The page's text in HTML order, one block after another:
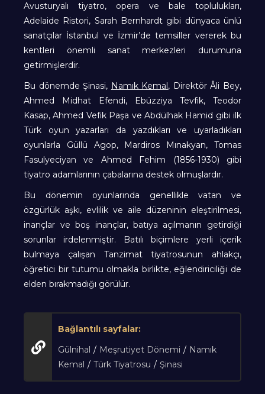
Avusturyalı tiyatro, opera ve bale toplulukları,
Adelaide Ristori, Sarah Bernhardt gibi dünyaca ünlü
sanatçılar İstanbul ve İzmir’de temsiller vererek bu
kentleri önemli sanat merkezleri durumuna
getirmişlerdir.
Bu dönemde Şinasi, Namık Kemal, Direktör Âli Bey,
Ahmed Midhat Efendi, Ebüzziya Tevfik, Teodor
Kasap, Ahmed Vefik Paşa ve Abdülhak Hamid gibi ilk
Türk oyun yazarları da yazdıkları ve uyarladıkları
oyunlarla Güllü Agop, Mardiros Mınakyan, Tomas
Fasulyeciyan ve Ahmed Fehim (1856-1930) gibi
tiyatro adamlarının çabalarına destek olmuşlardır.
Bu dönemin oyunlarında genellikle vatan ve
özgürlük aşkı, evlilik ve aile düzeninin eleştirilmesi,
inançlar ve boş inançlar, batıya açılmanın getirdiği
sorunlar irdelenmiştir. Batılı biçimlere yerli içerik
bulmaya çalışan Tanzimat tiyatrosunun ahlakçı,
öğretici bir tutumu olmakla birlikte, eğlendiriciliği de
elden bırakmadığı görülür.
Bağlantılı sayfalar:
Gülnihal / Meşrutiyet Dönemi / Namık
Kemal / Türk Tiyatrosu / Şinasi